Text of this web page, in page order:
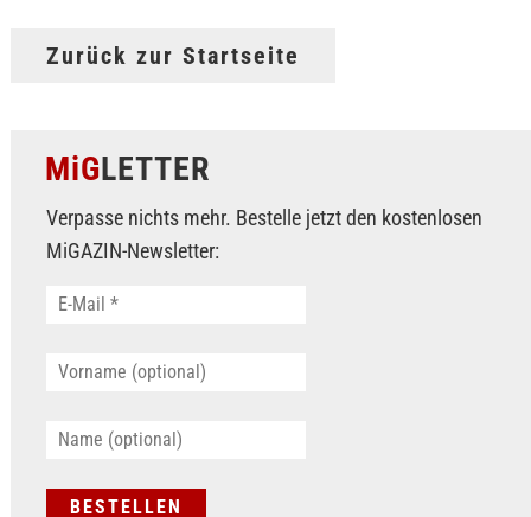
Zurück zur Startseite
MiGLETTER
Verpasse nichts mehr. Bestelle jetzt den kostenlosen
MiGAZIN-Newsletter: